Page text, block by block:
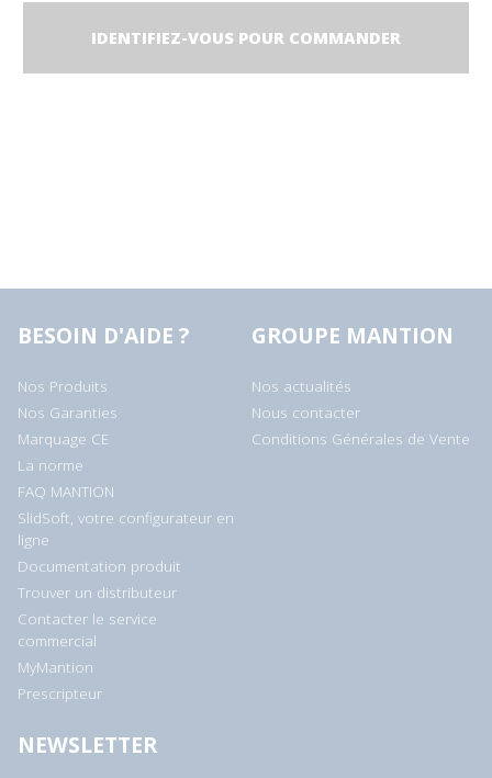
IDENTIFIEZ-VOUS POUR COMMANDER
BESOIN D'AIDE ?
Nos Produits
Nos Garanties
Marquage CE
La norme
FAQ MANTION
SlidSoft, votre configurateur en
ligne
Documentation produit
Trouver un distributeur
Contacter le service
commercial
MyMantion
Prescripteur
GROUPE MANTION
Nos actualités
Nous contacter
Conditions Générales de Vente
NEWSLETTER